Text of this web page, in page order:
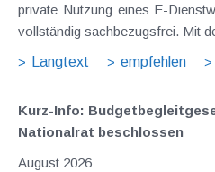
private Nutzung eines E-
vollständig sachbezugsfrei. Mit
Langtext
empfehlen
Kurz-Info:
Nationalrat beschlossen
August 2026